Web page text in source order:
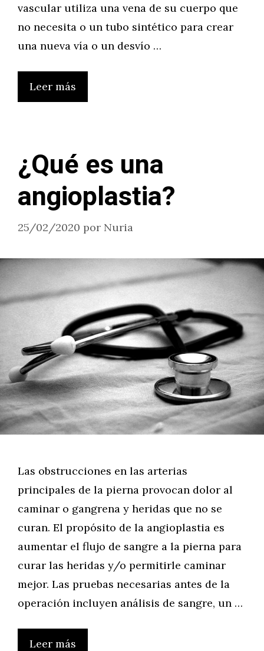
vascular utiliza una vena de su cuerpo que
no necesita o un tubo sintético para crear
una nueva vía o un desvío …
Leer más
¿Qué es una
angioplastia?
25/02/2020 por Nuria
Las obstrucciones en las arterias
principales de la pierna provocan dolor al
caminar o gangrena y heridas que no se
curan. El propósito de la angioplastia es
aumentar el flujo de sangre a la pierna para
curar las heridas y/o permitirle caminar
mejor. Las pruebas necesarias antes de la
operación incluyen análisis de sangre, un …
Leer más